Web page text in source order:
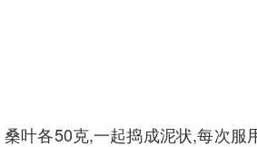
叶各50克,一起捣成泥状,每次服